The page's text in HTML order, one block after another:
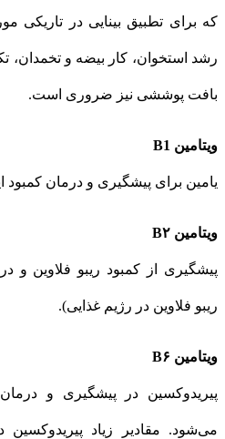
رشد استخوان، كار بیضه و تخمدان،
بافت پوششی نیز ضروری است.
ویتامین B1
یامین برای پیشگیری و درمان
ویتامین B۲
پیشگیری از کمبود ریبو فلاوین و
ریبو فلاوین در رژیم غذایی).
ویتامین B۶
پیریدوكسین در پیشگیری و
می‌شود. مقادیر زیاد پیریدوكسین